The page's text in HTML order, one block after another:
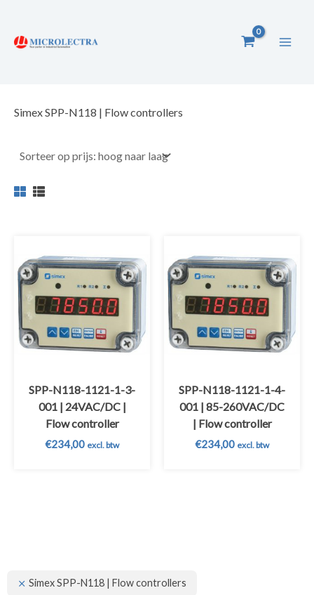
naar
Simex SPP-N118 | Flow controllers
Simex SPP-N118 | Flow controllers
SPP-N118-1121-1-3-
001 | 24VAC/DC |
Flow controller
€234,00 excl. btw
SPP-N118-1121-1-4-
001 | 85-260VAC/DC
| Flow controller
€234,00 excl. btw